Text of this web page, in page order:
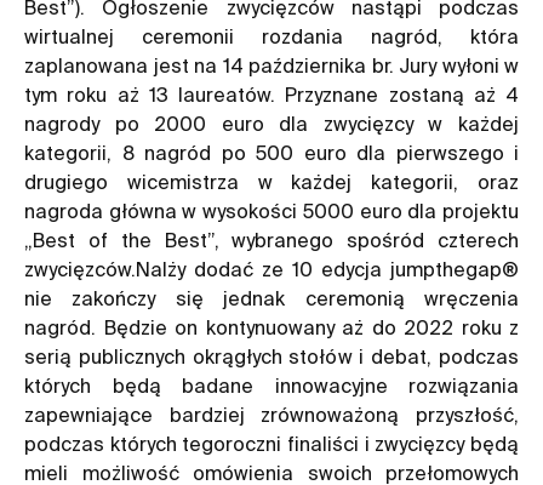
Best”). Ogłoszenie zwycięzców nastąpi podczas
wirtualnej ceremonii rozdania nagród, która
zaplanowana jest na 14 października br. Jury wyłoni w
tym roku aż 13 laureatów. Przyznane zostaną aż 4
nagrody po 2000 euro dla zwycięzcy w każdej
kategorii, 8 nagród po 500 euro dla pierwszego i
drugiego wicemistrza w każdej kategorii, oraz
nagroda główna w wysokości 5000 euro dla projektu
„Best of the Best”, wybranego spośród czterech
zwycięzców.Nalży dodać ze 10 edycja jumpthegap®
nie zakończy się jednak ceremonią wręczenia
nagród. Będzie on kontynuowany aż do 2022 roku z
serią publicznych okrągłych stołów i debat, podczas
których będą badane innowacyjne rozwiązania
zapewniające bardziej zrównoważoną przyszłość,
podczas których tegoroczni finaliści i zwycięzcy będą
mieli możliwość omówienia swoich przełomowych